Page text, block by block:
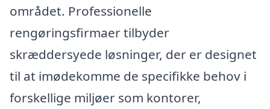
området. Professionelle
rengøringsfirmaer tilbyder
skræddersyede løsninger, der er designet
til at imødekomme de specifikke behov i
forskellige miljøer som kontorer,